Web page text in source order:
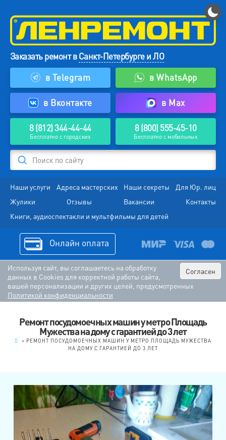
Заказать ремонт вСанкт-Петербурге и ЛО
в Telegram
в WhatsApp
в Вконтакте в Max
8 (812) 344-44-44
Бесплатно с городских
8 (800) 555-45-10
Бесплатно с мобильных
Поиск по сайту
Наши услуги Адреса мастерских Наши секреты
Для Юр. лиц
Жулики
Отзывы Вакансии
Контакты
Книги, аудиоспектакли и мультфильмы для детей
Онлайн оплата
Согласен
Используя сайт, вы соглашаетесь на обработку
данных в Cookies для корректной работы сайта,
вашей персонализации и других целей, предусмотренных
Политикой конфиденциальности
Ремонт посудомоечных машин у метро Площадь
Мужества на дому с гарантией до 3 лет
> РЕМОНТ ПОСУДОМОЕЧНЫХ МАШИН У МЕТРО ПЛОЩАДЬ МУЖЕСТВА
НА ДОМУ С ГАРАНТИЕЙ ДО 3 ЛЕТ